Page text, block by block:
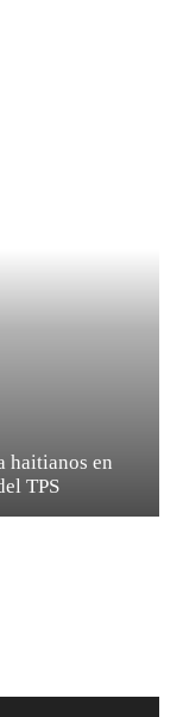
haitianos en
TPS